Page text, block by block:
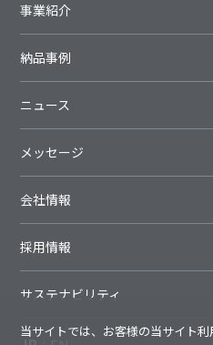
事業紹介
納品事例
ニュース
メッセージ
会社情報
採用情報
サステナビリティ
当サイトでは、お客様の当サイト